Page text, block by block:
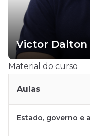
Victor Dalton
Material do curso
Aulas
Estado, governo e